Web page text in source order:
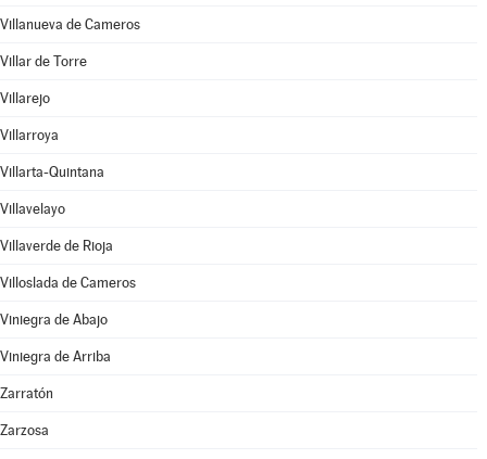
Villanueva de Cameros
Villar de Torre
Villarejo
Villarroya
Villarta-Quintana
Villavelayo
Villaverde de Rioja
Villoslada de Cameros
Viniegra de Abajo
Viniegra de Arriba
Zarratón
Zarzosa